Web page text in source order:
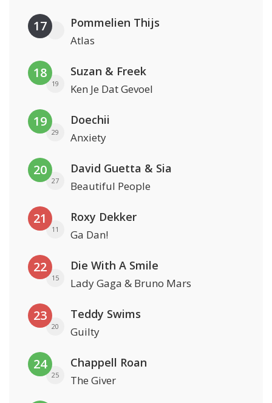
17 Pommelien Thijs
Atlas
18
19
Suzan & Freek
Ken Je Dat Gevoel
19
29
Doechii
Anxiety
20
27
David Guetta & Sia
Beautiful People
21
11
Roxy Dekker
Ga Dan!
22
15
Die With A Smile
Lady Gaga & Bruno Mars
23
20
Teddy Swims
Guilty
24
25
Chappell Roan
The Giver